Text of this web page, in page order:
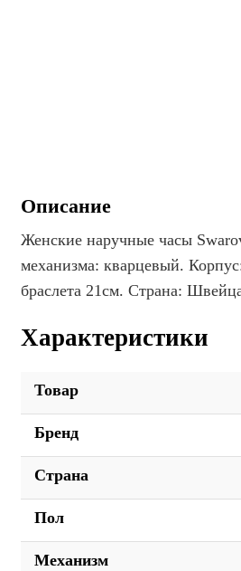
Описание
Женские наручные часы
механизма: кварцевый.
браслета 21см. Страна:
Характеристики
Товар
Бренд
Страна
Пол
Механизм